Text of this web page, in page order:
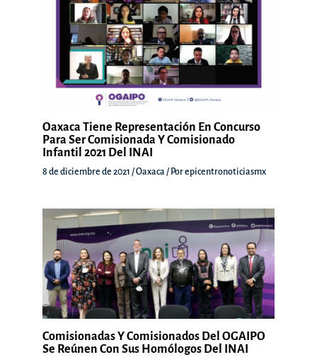
Oaxaca Tiene Representación En Concurso
Para Ser Comisionada Y Comisionado
Infantil 2021 Del INAI
8 de diciembre de 2021 /Oaxaca / Porepicentronoticiasmx
Comisionadas Y Comisionados Del OGAIPO
Se Reúnen Con Sus Homólogos Del INAI